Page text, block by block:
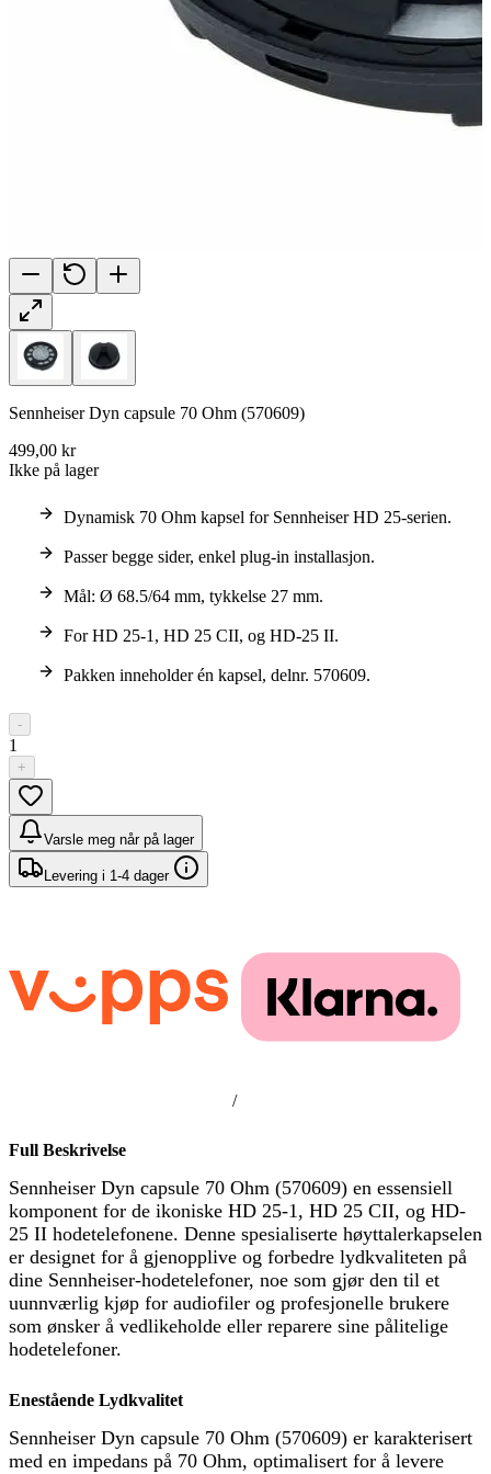
Sennheiser Dyn capsule 70 Ohm (570609)
499,00 kr
Ikke på lager
Dynamisk 70 Ohm kapsel for Sennheiser HD 25-serien.
Passer begge sider, enkel plug-in installasjon.
Mål: Ø 68.5/64 mm, tykkelse 27 mm.
For HD 25-1, HD 25 CII, og HD-25 II.
Pakken inneholder én kapsel, delnr. 570609.
-
1
+
Varsle meg når på lager
Levering i 1-4 dager
/
Full Beskrivelse
Sennheiser Dyn capsule 70 Ohm (570609) en essensiell
komponent for de ikoniske HD 25-1, HD 25 CII, og HD-
25 II hodetelefonene. Denne spesialiserte høyttalerkapselen
er designet for å gjenopplive og forbedre lydkvaliteten på
dine Sennheiser-hodetelefoner, noe som gjør den til et
uunnværlig kjøp for audiofiler og profesjonelle brukere
som ønsker å vedlikeholde eller reparere sine pålitelige
hodetelefoner.
Enestående Lydkvalitet
Sennheiser Dyn capsule 70 Ohm (570609) er karakterisert
med en impedans på 70 Ohm, optimalisert for å levere